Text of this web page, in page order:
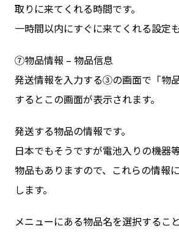
取りに来てくれる時間です。
一時間以内にすぐに来てくれる設定も
⑦物品情報 – 物品信息
発送情報を入力する③の画面で「物
するとこの画面が表示されます。
発送する物品の情報です。
日本でもそうですが電池入りの機器
物品もありますので、これらの情報
します。
メニューにある物品名を選択するこ